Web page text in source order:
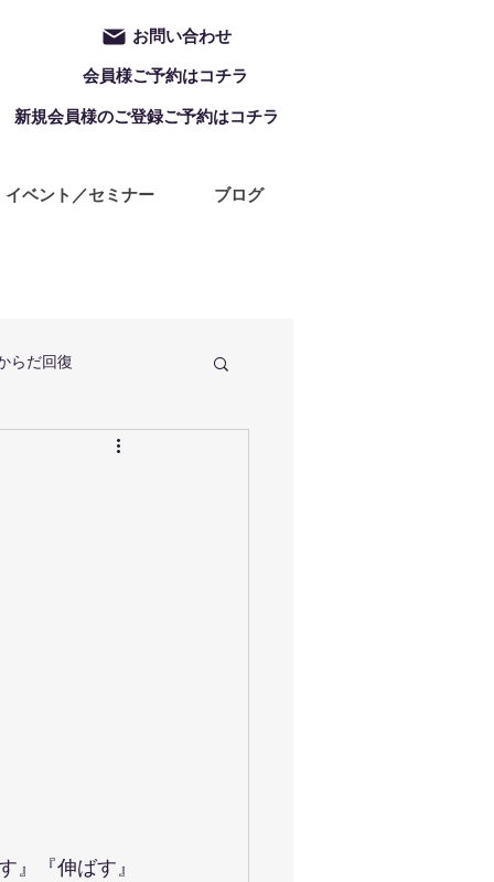
お問い合わせ
会員様ご予約はコチラ
新規会員様のご登録ご予約はコチラ
イベント／セミナー ブログ
らだ回復
ZUMBA
』『伸ばす』